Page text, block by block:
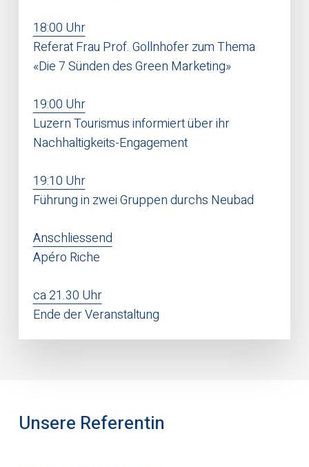
18:00 Uhr
Referat Frau Prof. Gollnhofer zum Thema
«Die 7 Sünden des Green Marketing»
19:00 Uhr
Luzern Tourismus informiert über ihr
Nachhaltigkeits-Engagement
19:10 Uhr
Führung in zwei Gruppen durchs Neubad
Anschliessend
Apéro Riche
ca 21.30 Uhr
Ende der Veranstaltung
Unsere Referentin